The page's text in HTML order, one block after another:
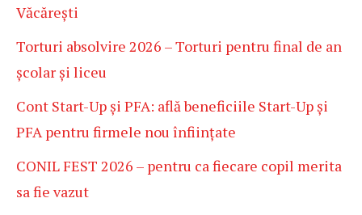
Văcărești
Torturi absolvire 2026 – Torturi pentru final de an
școlar și liceu
Cont Start-Up și PFA: află beneficiile Start-Up și
PFA pentru firmele nou înființate
CONIL FEST 2026 – pentru ca fiecare copil merita
sa fie vazut